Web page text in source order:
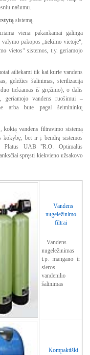
našumu.
sistemą.
viena pakankamai galinga
pakopos „tiekimo vietoje“,
vietos“ sistemos, t.y. geriamojo
atliekami tik kai kurie vandens
geležies šalinimas, sterilizacija
tiekiamas iš gręžinio), o dalis
geriamojo vandens ruošimui –
arba bute pagal šeimininkų
kokią vandens filtravimo sistemą
kokybę, bet ir į bendrą sistemos
Platus UAB ''R.O. Optimalūs
spręsti kiekvieno užsakovo
Vandens
nugeležinimo
filtrai
Vandens
nugeležinimas
t.p. mangano ir
sieros
vandenilio
šalinimas
Kompaktiški